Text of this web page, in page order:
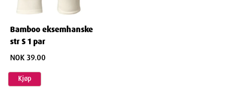
Sensitiv hud
Behov for beskyttelse mot kløing
Behov for fuktighetskontroll på hendene
Praktisk informasjon
For best resultat:
Bamboo eksemhanske
str S 1 par
NOK 39.00
Kjøp